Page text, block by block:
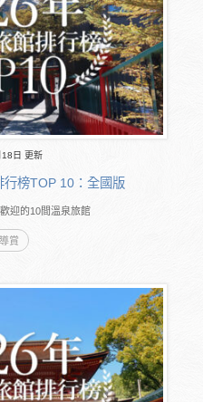
日 更新
榜TOP 10：全國版
迎的10間溫泉旅館
導賞